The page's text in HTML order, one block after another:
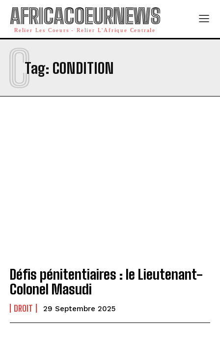
AFRICACOEURNEWS
Relier Les Coeurs - Relier L'Afrique Centrale
Tag: CONDITION
C
Défis pénitentiaires : le Lieutenant-
Colonel Masudi
DROIT 29 Septembre 2025